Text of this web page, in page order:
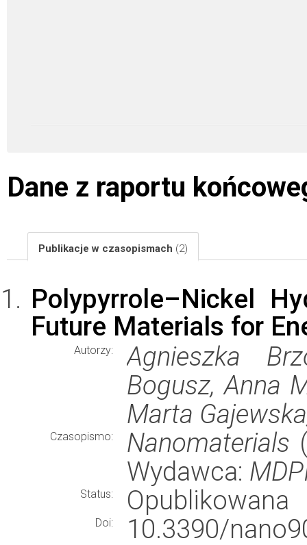
Dane z raportu
Publikacje w czasopismach (2)
Polypyrrole–Nickel
Future Materials for
Autorzy:
Agnieszka
Bogusz, Anna
Marta
Czasopismo: Nanomaterials
Wydawca:
Status: Opublikowana
Doi:
10.3390/